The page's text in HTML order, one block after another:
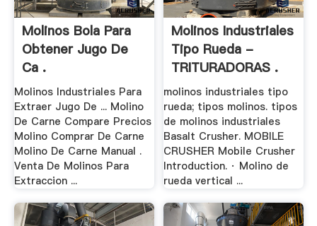
Molinos Bola Para
Obtener Jugo De
Ca .
Molinos Industriales Para
Extraer Jugo De ... Molino
De Carne Compare Precios
Molino Comprar De Carne
Molino De Carne Manual .
Venta De Molinos Para
Extraccion ...
Molinos Industriales
Tipo Rueda -
TRITURADORAS .
molinos industriales tipo
rueda; tipos molinos. tipos
de molinos industriales
Basalt Crusher. MOBILE
CRUSHER Mobile Crusher
Introduction. · Molino de
rueda vertical ...